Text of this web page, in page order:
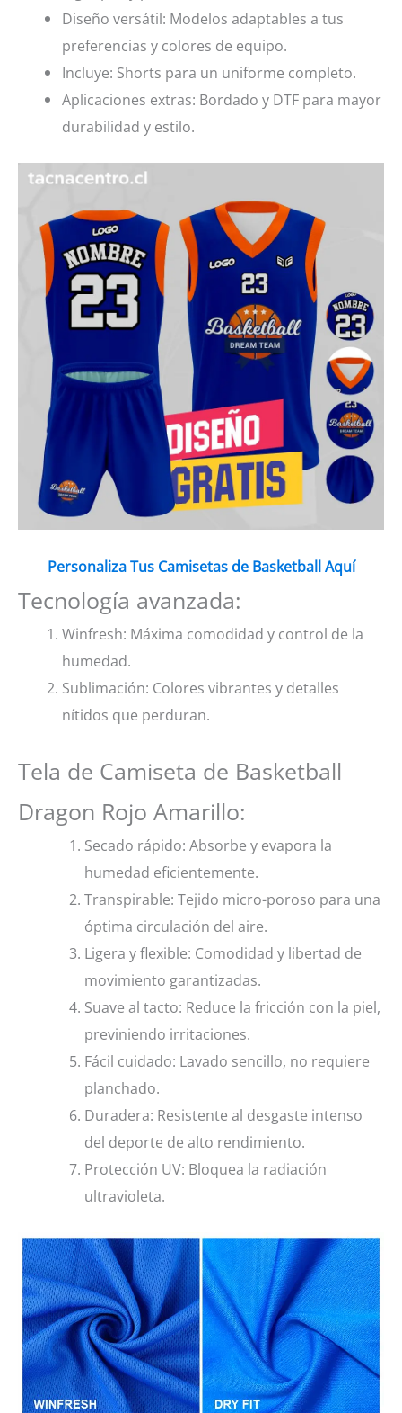
Diseño versátil: Modelos adaptables a tus
preferencias y colores de equipo.
Incluye: Shorts para un uniforme completo.
Aplicaciones extras: Bordado y DTF para mayor
durabilidad y estilo.
Personaliza Tus Camisetas de Basketball Aquí
Tecnología avanzada:
Winfresh: Máxima comodidad y control de la
humedad.
Sublimación: Colores vibrantes y detalles
nítidos que perduran.
Tela de Camiseta de Basketball
Dragon Rojo Amarillo:
Secado rápido: Absorbe y evapora la
humedad eficientemente.
Transpirable: Tejido micro-poroso para una
óptima circulación del aire.
Ligera y flexible: Comodidad y libertad de
movimiento garantizadas.
Suave al tacto: Reduce la fricción con la piel,
previniendo irritaciones.
Fácil cuidado: Lavado sencillo, no requiere
planchado.
Duradera: Resistente al desgaste intenso
del deporte de alto rendimiento.
Protección UV: Bloquea la radiación
ultravioleta.